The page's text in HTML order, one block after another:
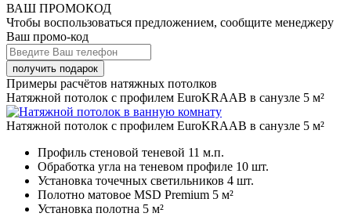
ВАШ ПРОМОКОД
Чтобы воспользоваться предложением, сообщите менеджеру
Ваш промо-код
Примеры расчётов натяжных потолков
Натяжной потолок с профилем EuroKRAAB в санузле 5 м²
Натяжной потолок с профилем EuroKRAAB в санузле 5 м²
Профиль стеновой теневой 11 м.п.
Обработка угла на теневом профиле 10 шт.
Установка точечных светильников 4 шт.
Полотно матовое MSD Premium 5 м²
Установка полотна 5 м²